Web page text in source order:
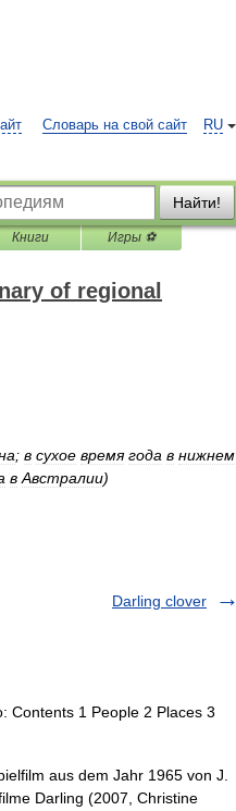
RU
Словарь на свой сайт
Найти!
Книги Игры ⚽
of regional
; в сухое время года в нижнем
в Австралии)
Darling clover
Contents 1 People 2 Places 3
aus dem Jahr 1965 von J.
Darling (2007, Christine